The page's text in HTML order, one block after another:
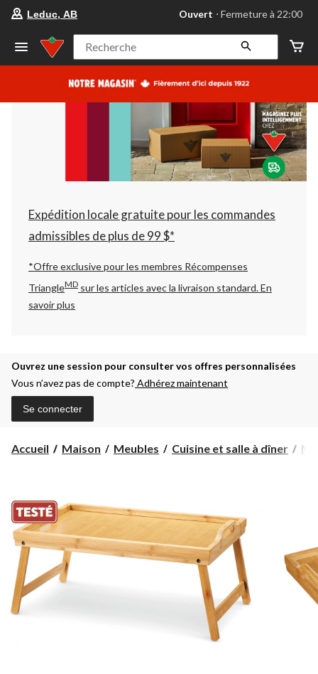
votre
préféré
Leduc,
AB,
courament
Fermeture
à
22:00
cliquer
pour
changer
Leduc, AB Ouvert ⋅ Fermeture à 22:00
Recherche
Expédition locale gratuite pour les commandes
admissibles de plus de 99 $*
*Offre exclusive pour les membres Récompenses
TriangleMD sur les articles avec la livraison standard.En
savoir plus
Ouvrez une session pour consulter vos offres personnalisées
Vous n’avez pas de compte? Adhérez maintenant
Se connecter
Accueil Maison Meubles Cuisine et salle à dîner